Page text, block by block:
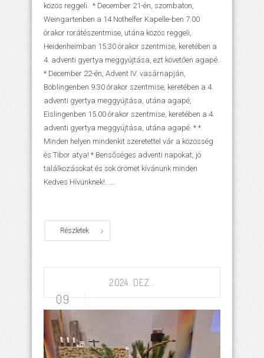
közös reggeli. * December 21-én, szombaton,
Weingartenben a 14 Nothelfer Kapelle-ben 7.00
órakor rorátészentmise, utána közös reggeli,
Heidenheimban 15.30 órakor szentmise, keretében a
4. adventi gyertya meggyújtása, ezt követően agapé.
* December 22-én, Advent IV. vasárnapján,
Böblingenben 9.30 órakor szentmise, keretében a 4.
adventi gyertya meggyújtása, utána agapé,
Eislingenben 15.00 órakor szentmise, keretében a 4.
adventi gyertya meggyújtása, utána agapé. * *
Minden helyen mindenkit szeretettel vár a közösség
és Tibor atya! * Bensőséges adventi napokat, jó
találkozásokat és sok örömet kívánunk minden
Kedves Hívünknek!......
Részletek
2024. DEZ..
09